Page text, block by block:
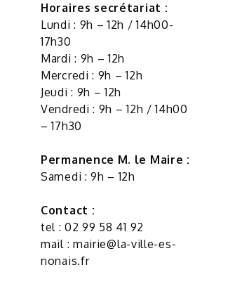
Horaires secrétariat :
Lundi : 9h – 12h / 14h00-
17h30
Mardi : 9h – 12h
Mercredi : 9h – 12h
Jeudi : 9h – 12h
Vendredi : 9h – 12h / 14h00
– 17h30
Permanence M. le Maire :
Samedi : 9h – 12h
Contact :
tel : 02 99 58 41 92
mail : mairie@la-ville-es-
nonais.fr